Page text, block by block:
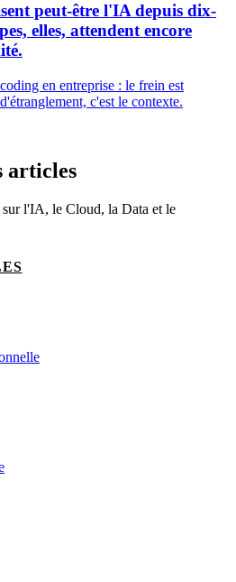
peut-être l'IA depuis dix-
elles, attendent encore
en entreprise : le frein est
c'est le contexte.
articles
sur l'IA, le Cloud, la Data et le